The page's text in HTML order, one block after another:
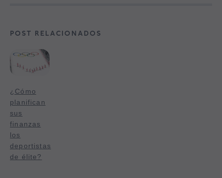
POST RELACIONADOS
¿Cómo
planifican
sus
finanzas
los
deportistas
de élite?